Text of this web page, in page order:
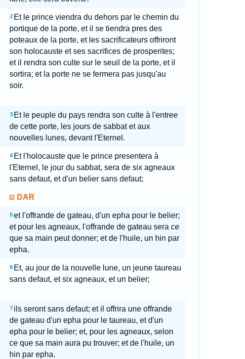
2 Et le prince viendra du dehors par le chemin du
portique de la porte, et il se tiendra pres des
poteaux de la porte, et les sacrificateurs offriront
son holocauste et ses sacrifices de prosperites;
et il rendra son culte sur le seuil de la porte, et il
sortira; et la porte ne se fermera pas jusqu'au
soir.
3 Et le peuple du pays rendra son culte à l'entree
de cette porte, les jours de sabbat et aux
nouvelles lunes, devant l'Eternel.
4 Et l'holocauste que le prince presentera à
l'Eternel, le jour du sabbat, sera de six agneaux
sans defaut, et d'un belier sans defaut;
DAR
5 et l'offrande de gateau, d'un epha pour le belier;
et pour les agneaux, l'offrande de gateau sera ce
que sa main peut donner; et de l'huile, un hin par
epha.
6 Et, au jour de la nouvelle lune, un jeune taureau
sans defaut, et six agneaux, et un belier;
7 ils seront sans defaut; et il offrira une offrande
de gateau d'un epha pour le taureau, et d'un
epha pour le belier; et, pour les agneaux, selon
ce que sa main aura pu trouver; et de l'huile, un
hin par epha.